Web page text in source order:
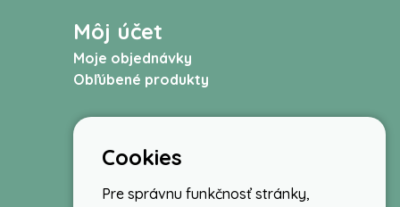
Môj účet
Moje objednávky
Obľúbené produkty
Cookies
Pre správnu funkčnosť stránky,